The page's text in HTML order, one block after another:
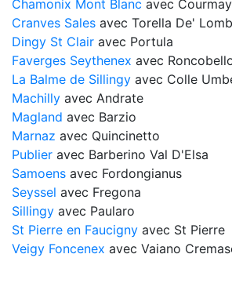
Chamonix Mont Blanc avec
Cranves Sales avec Torella De'
Dingy St Clair avec Portula
Faverges Seythenex avec
La Balme de Sillingy avec Colle
Machilly avec Andrate
Magland avec Barzio
Marnaz avec Quincinetto
Publier avec Barberino Val D'Elsa
Samoens avec Fordongianus
Seyssel avec Fregona
Sillingy avec Paularo
St Pierre en Faucigny avec St Pierre
Veigy Foncenex avec Vaiano